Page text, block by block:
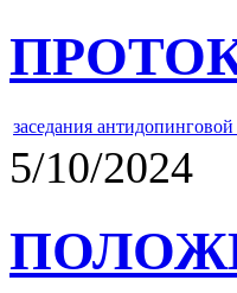
заседания
5/10/2024